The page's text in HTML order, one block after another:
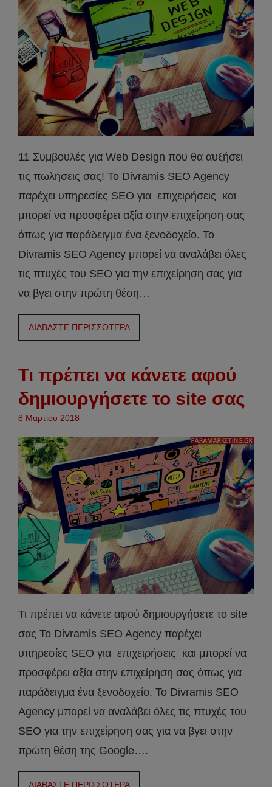
11 Συμβουλές για Web Design που θα αυξήσει
τις πωλήσεις σας! Το Divramis SEO Agency
παρέχει υπηρεσίες SEO για επιχειρήσεις και
μπορεί να προσφέρει αξία στην επιχείρηση σας
όπως για παράδειγμα ένα ξενοδοχείο. Το
Divramis SEO Agency μπορεί να αναλάβει όλες
τις πτυχές του SEO για την επιχείρηση σας για
να βγει στην πρώτη θέση…
ΔΙΑΒΑΣΤΕ ΠΕΡΙΣΣΟΤΕΡΑ
Τι πρέπει να κάνετε αφού
δημιουργήσετε το site σας
8 Μαρτίου 2018
Τι πρέπει να κάνετε αφού δημιουργήσετε το site
σας Το Divramis SEO Agency παρέχει
υπηρεσίες SEO για επιχειρήσεις και μπορεί να
προσφέρει αξία στην επιχείρηση σας όπως για
παράδειγμα ένα ξενοδοχείο. Το Divramis SEO
Agency μπορεί να αναλάβει όλες τις πτυχές του
SEO για την επιχείρηση σας για να βγει στην
πρώτη θέση της Google….
ΔΙΑΒΑΣΤΕ ΠΕΡΙΣΣΟΤΕΡΑ